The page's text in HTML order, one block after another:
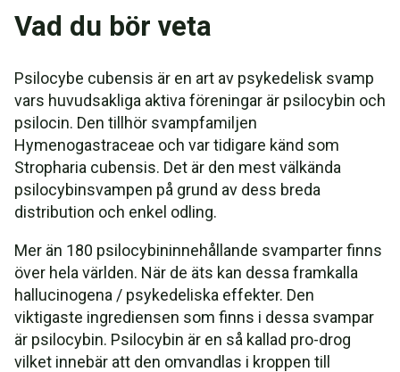
Vad du bör veta
Psilocybe cubensis är en art av psykedelisk svamp
vars huvudsakliga aktiva föreningar är psilocybin och
psilocin. Den tillhör svampfamiljen
Hymenogastraceae och var tidigare känd som
Stropharia cubensis. Det är den mest välkända
psilocybinsvampen på grund av dess breda
distribution och enkel odling.
Mer än 180 psilocybininnehållande svamparter finns
över hela världen. När de äts kan dessa framkalla
hallucinogena / psykedeliska effekter. Den
viktigaste ingrediensen som finns i dessa svampar
är psilocybin. Psilocybin är en så kallad pro-drog
vilket innebär att den omvandlas i kroppen till